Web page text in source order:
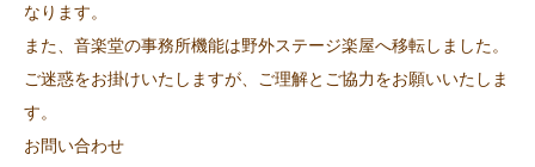
なります。
また、音楽堂の事務所機能は野外ステージ楽屋へ移転しました。
ご迷惑をお掛けいたしますが、ご理解とご協力をお願いいたしま
す。
お問い合わせ